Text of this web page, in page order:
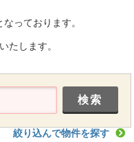
っております。
たします。
絞り込んで物件を探す